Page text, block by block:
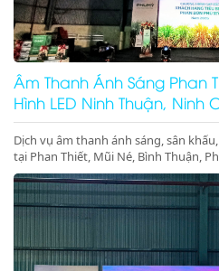
Âm Thanh Ánh Sáng Phan
Hình LED Ninh Thuận, Ninh
Dịch vụ âm thanh ánh sáng, sân
tại Phan Thiết, Mũi Né, Bình Thuận,
Setup trọn gói sự kiện, gala dinner,